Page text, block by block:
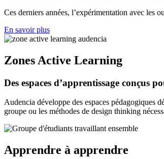
Ces derniers années, l’expérimentation avec les
En savoir plus
Zones Active Learning
Des espaces d’apprentissage conçus
Audencia développe des espaces pédagogiques
groupe ou les méthodes de design thinking
Apprendre à apprendre